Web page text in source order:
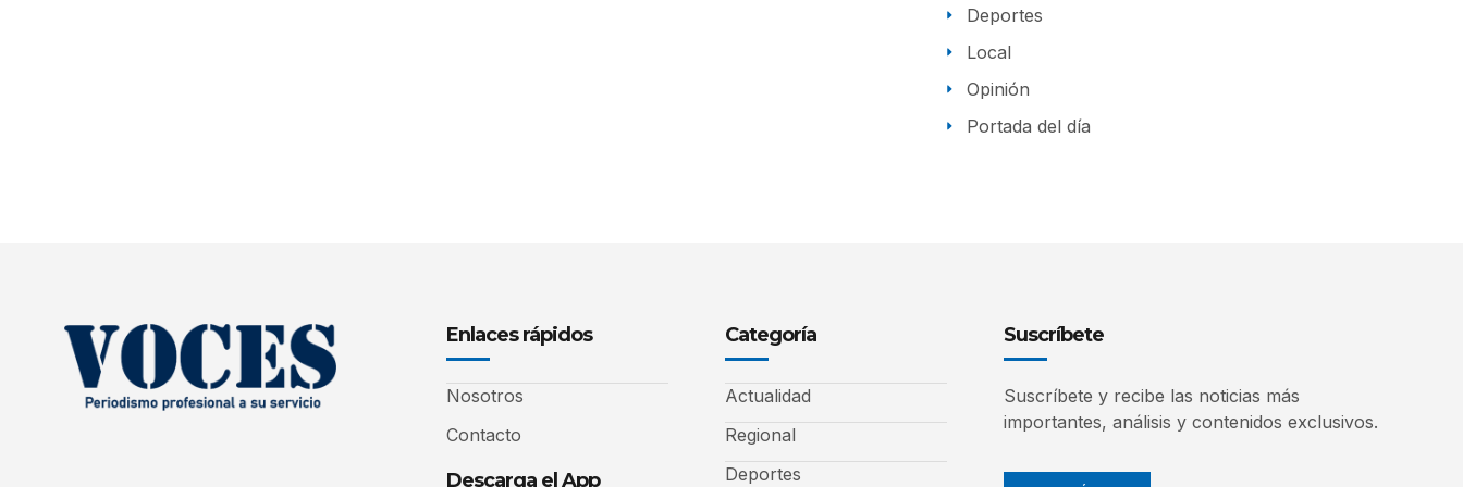
Deportes
Local
Opinión
Portada del día
Enlaces rápidos
Nosotros
Contacto
Descarga el App
Categoría
Actualidad
Regional
Deportes
Suscríbete
Suscríbete y recibe las noticias más
importantes, análisis y contenidos exclusivos.